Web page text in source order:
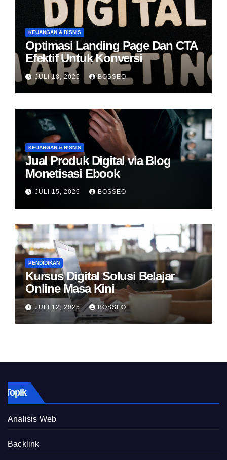
KEUANGAN & BISNIS
Optimasi Landing Page Dan CTA
Efektif Untuk Konversi
JULI 18, 2025 BOSSEO
KEUANGAN & BISNIS
Jual Produk Digital via Blog
Monetisasi Ebook
JULI 15, 2025 BOSSEO
PENDIDIKAN
Kursus Digital Solusi Belajar
Online Masa Kini
JULI 12, 2025 BOSSEO
Topik
Analisis Web
Backlink